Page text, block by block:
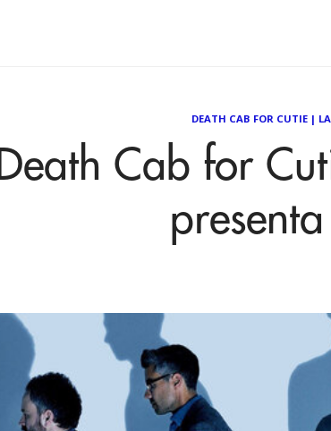
DEATH CAB FOR CUTIE |
Death Cab for